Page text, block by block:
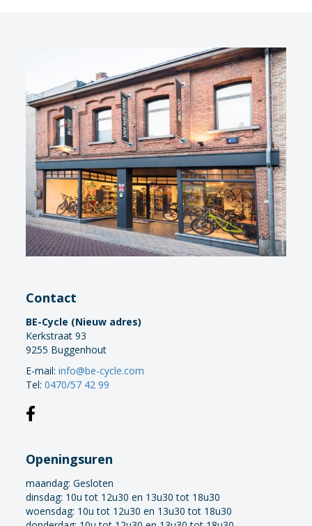
Contact
BE-Cycle (Nieuw adres)
Kerkstraat 93
9255 Buggenhout
E-mail:info@be-cycle.com
Tel:0470/57 42 99
Openingsuren
maandag:Gesloten
dinsdag: 10u tot 12u30 en 13u30 tot 18u30
woensdag: 10u tot 12u30 en 13u30 tot 18u30